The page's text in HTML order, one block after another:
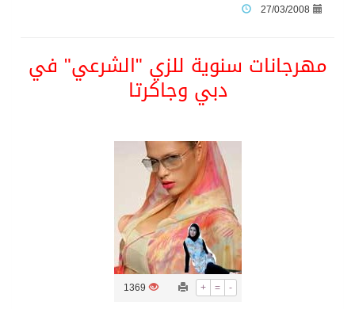
ثلة من الضابطات في الجييش الكويتي
27/03/2008
مهرجانات سنوية للزي "الشرعي" في
دبي وجاكرتا
+ = -
1369